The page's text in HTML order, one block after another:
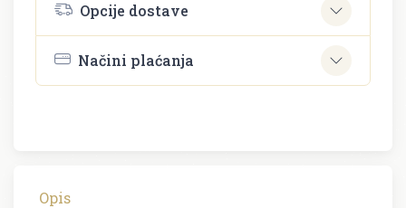
Opcije dostave
Načini plaćanja
Opis